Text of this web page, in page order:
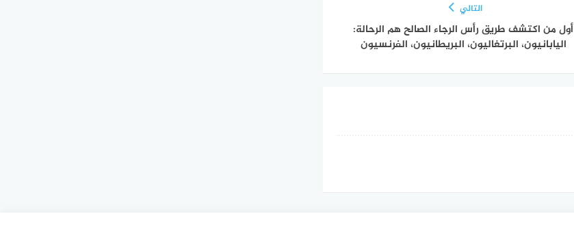
التالي
أول من اكتشف طريق رأس الرجاء الصالح هم الرحالة:
اليابانيون، البرتغاليون، البريطانيون، الفرنسيون